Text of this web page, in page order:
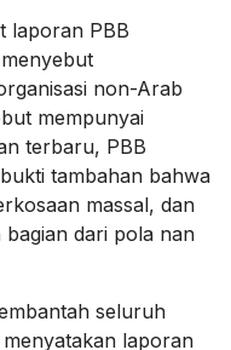
laporan PBB
non-Arab
mempunyai
terbaru, PBB
tambahan bahwa
massal, dan
dari pola nan
seluruh
laporan